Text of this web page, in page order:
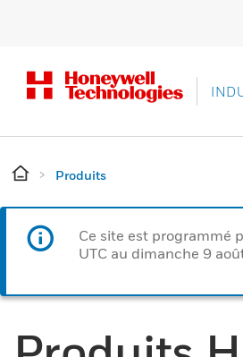
Produits
Ce site est programmé
UTC au dimanche 9